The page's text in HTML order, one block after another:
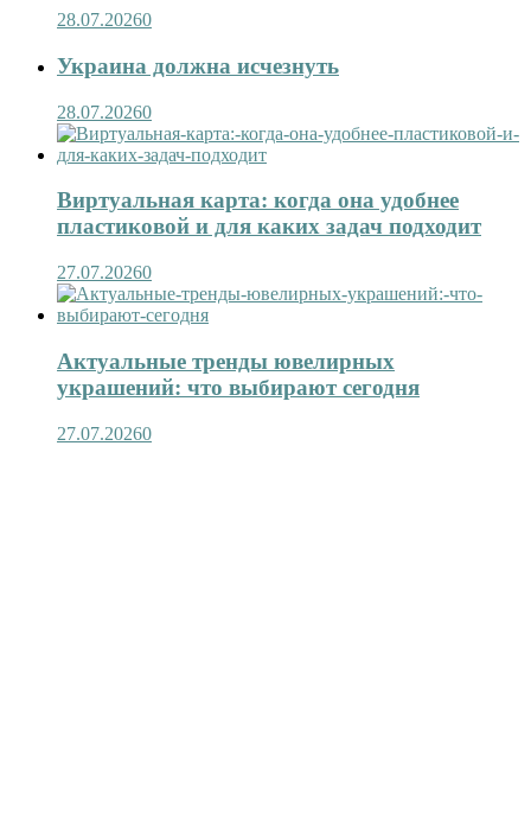
28.07.20260
Украина должна исчезнуть
28.07.20260
Виртуальная карта: когда она удобнее
пластиковой и для каких задач подходит
27.07.20260
Актуальные тренды ювелирных
украшений: что выбирают сегодня
27.07.20260